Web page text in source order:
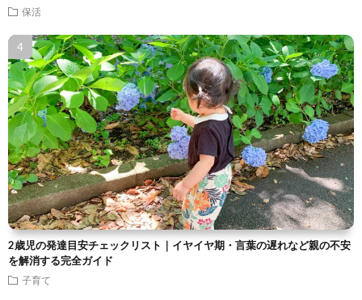
保活
2歳児の発達目安チェックリスト｜イヤイヤ期・言葉の遅れなど親の不安
を解消する完全ガイド
子育て